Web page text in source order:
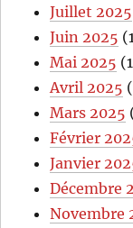
Juillet 2025
Juin 2025
Mai 2025
Avril 2025
Mars 2025
Février
Janvier
Décembre
Novembre